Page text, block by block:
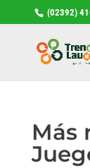
(02392)
Más